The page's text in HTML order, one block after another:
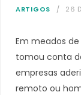
ARTIGOS 26
Em meados
tomou conta
empresas
remoto ou